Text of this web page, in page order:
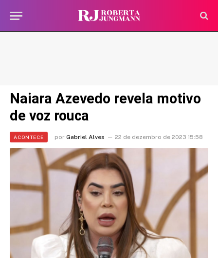
Naiara Azevedo revela motivo
de voz rouca
ACONTECE por Gabriel Alves 22 de dezembro de 2023 15:58